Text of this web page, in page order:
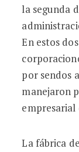
la segunda
En estos
por sendos
manejaron
La fábrica